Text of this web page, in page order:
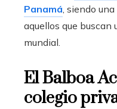
Panamá , siendo
aquellos que buscan
mundial.
El Balboa
colegio